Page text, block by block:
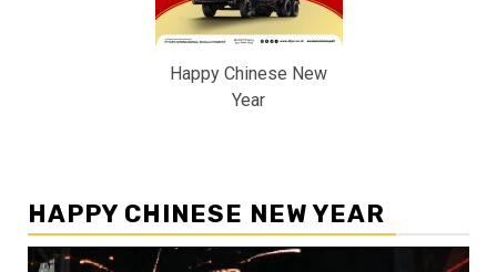
Happy Chinese New
Year
HAPPY CHINESE NEW YEAR
Pemutar